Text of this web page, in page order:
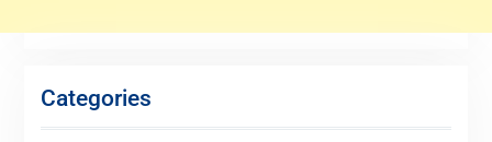
Categories